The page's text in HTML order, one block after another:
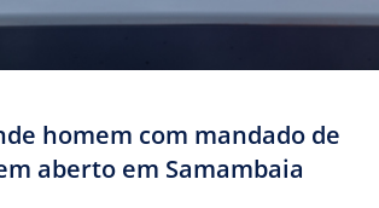
homem com mandado de
aberto em Samambaia